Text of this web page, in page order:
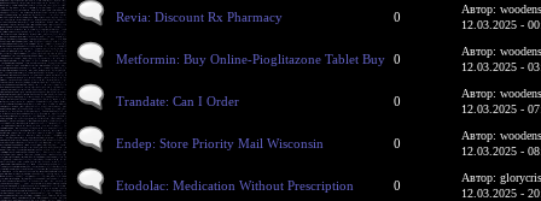
Revia: Discount Rx Pharmacy 0
Автор:
12.03.2025 -
Metformin: Buy Online-Pioglitazone Tablet Buy 0
Автор:
12.03.2025 -
Trandate: Can I Order 0
Автор:
12.03.2025 -
Endep: Store Priority Mail Wisconsin 0
Автор:
12.03.2025 -
Etodolac: Medication Without Prescription 0
Автор:
12.03.2025 -